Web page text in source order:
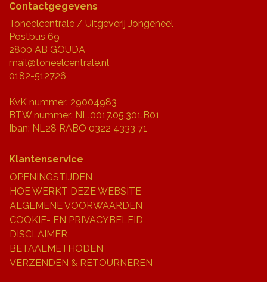
Contactgegevens
Toneelcentrale / Uitgeverij Jongeneel
Postbus 69
2800 AB GOUDA
mail@toneelcentrale.nl
0182-512726
KvK nummer: 29004983
BTW nummer: NL.0017.05.301.B01
Iban: NL28 RABO 0322 4333 71
Klantenservice
OPENINGSTIJDEN
HOE WERKT DEZE WEBSITE
ALGEMENE VOORWAARDEN
COOKIE- EN PRIVACYBELEID
DISCLAIMER
BETAALMETHODEN
VERZENDEN & RETOURNEREN